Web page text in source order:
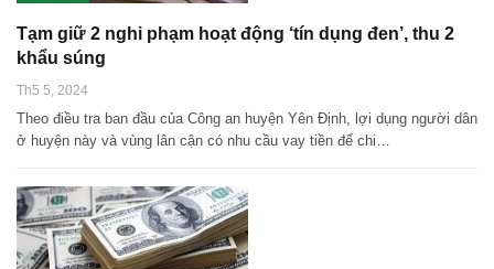
Tạm giữ 2 nghi phạm hoạt động ‘tín dụng đen’, thu 2
khẩu súng
Th5 5, 2024
Theo điều tra ban đầu của Công an huyện Yên Định, lợi dụng người dân
ở huyện này và vùng lân cận có nhu cầu vay tiền để chi…